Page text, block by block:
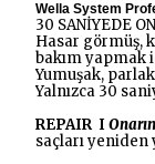
Wella System
30 SANİYEDE
Hasar görmüş,
bakım yapmak
Yumuşak,
Yalnızca 30
REPAIR I
saçları yeniden